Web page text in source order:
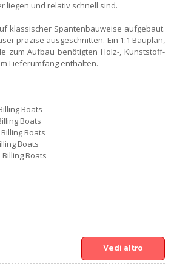
liegen und relativ schnell sind.
klassischer Spantenbauweise aufgebaut.
präzise ausgeschnitten. Ein 1:1 Bauplan,
zum Aufbau benötigten Holz-, Kunststoff-
Lieferumfang enthalten.
Boats
Boats
Boats
Boats
Billing Boats
Vedi altro